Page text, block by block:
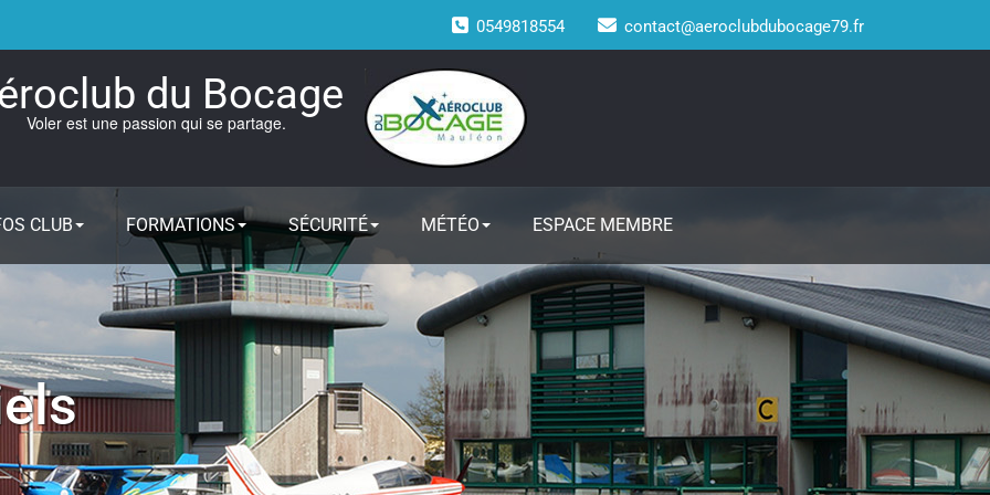
0549818554 contact@aeroclubdubocage79.fr
du Bocage
Voler est une passion qui se partage.
CLUB FORMATIONS SÉCURITÉ MÉTÉO ESPACE MEMBRE